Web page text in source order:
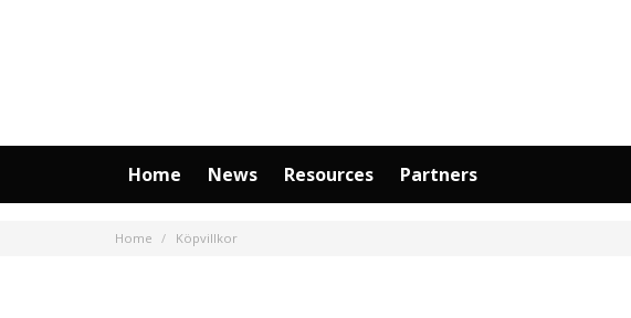
Home News Resources Partners
Home Köpvillkor